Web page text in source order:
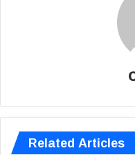
Related Articles